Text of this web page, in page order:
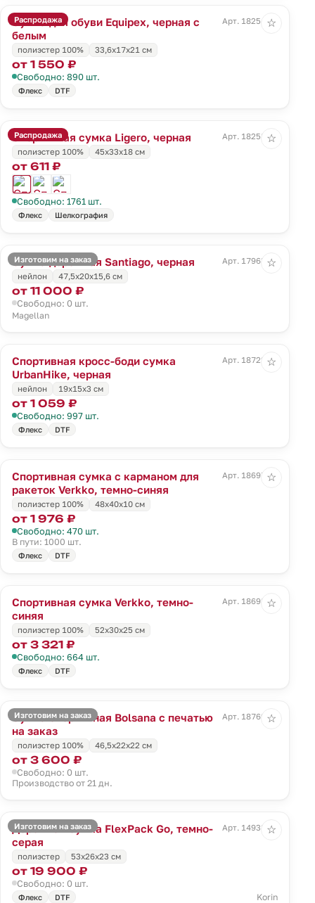
Распродажа
Сумка для обуви Equipex, черная с
белым
Арт. 18254.30
полиэстер 100% 33,6x17x21 см
от 1 550 ₽
Свободно: 890 шт.
Флекс DTF
☆
Распродажа
Спортивная сумка Ligero, черная
Арт. 18258.30
полиэстер 100%
45х33х18 см
от 611 ₽
Свободно: 1761 шт.
Флекс Шелкография
☆
Изготовим на заказ
Сумка дорожная Santiago, черная
Арт. 17963.30
нейлон
47,5х20x15,6 см
от 11 000 ₽
Свободно: 0 шт.
Magellan
☆
Спортивная кросс-боди сумка
UrbanHike, черная
Арт. 18722.30
нейлон 19х15x3 см
от 1 059 ₽
Свободно: 997 шт.
Флекс DTF
☆
Спортивная сумка с карманом для
ракеток Verkko, темно-синяя
Арт. 18697.43
полиэстер 100% 48х40х10 см
от 1 976 ₽
Свободно: 470 шт.
В пути: 1000 шт.
Флекс DTF
☆
Спортивная сумка Verkko, темно-
синяя
Арт. 18698.43
полиэстер 100% 52х30х25 см
от 3 321 ₽
Свободно: 664 шт.
Флекс DTF
☆
Изготовим на заказ
Сумка спортивная Bolsana с печатью
на заказ
Арт. 18769.00
полиэстер 100% 46,5х22х22 см
от 3 600 ₽
Свободно: 0 шт.
Производство от 21 дн.
☆
Изготовим на заказ
Дорожная сумка FlexPack Go, темно-
серая
Арт. 14938.31
полиэстер 53x26x23 см
от 19 900 ₽
Свободно: 0 шт.
Флекс DTF Korin
☆